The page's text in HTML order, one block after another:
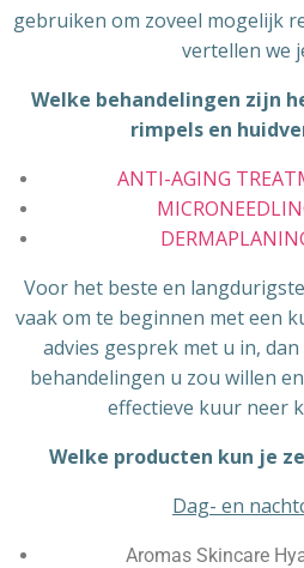
gebruiken om zoveel mogelijk
vertellen we
Welke behandelingen zijn
rimpels en
ANTI-AGING
Voor het beste en
vaak om te beginnen met een
advies gesprek met u in,
behandelingen u zou willen
effectieve kuur neer
Welke producten kun je
Dag- en
Aromas Skincare